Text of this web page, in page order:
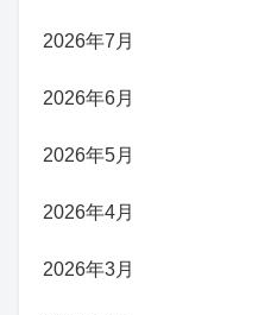
2026年7月
2026年6月
2026年5月
2026年4月
2026年3月